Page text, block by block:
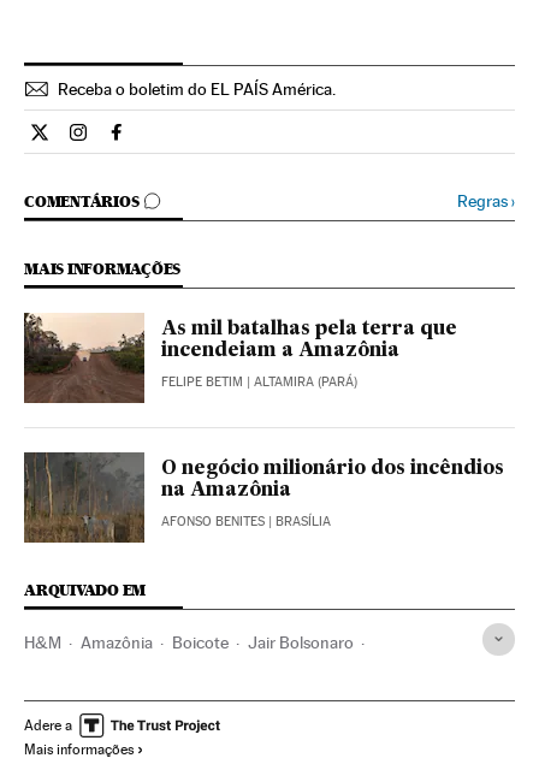
Receba o boletim do EL PAÍS América.
Economia El País Brasil en Twitter
Economia El País Brasil en Instagram
Economia El País Brasil en Facebook
COMENTÁRIOS
COMENTÁRIOS Regras›
MAIS INFORMAÇÕES
As mil batalhas pela terra que
incendeiam a Amazônia
FELIPE BETIM | ALTAMIRA (PARÁ)
O negócio milionário dos incêndios
na Amazônia
AFONSO BENITES | BRASÍLIA
ARQUIVADO EM
H&M Amazônia Boicote Jair Bolsonaro
Conflitos comerciais Incêndios florestais
Adere a
Mais informações